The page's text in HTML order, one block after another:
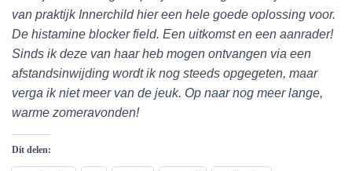
van praktijk Innerchild hier een hele goede oplossing voor.
De histamine blocker field. Een uitkomst en een aanrader!
Sinds ik deze van haar heb mogen ontvangen via een
afstandsinwijding wordt ik nog steeds opgegeten, maar
verga ik niet meer van de jeuk. Op naar nog meer lange,
warme zomeravonden!
Dit delen: